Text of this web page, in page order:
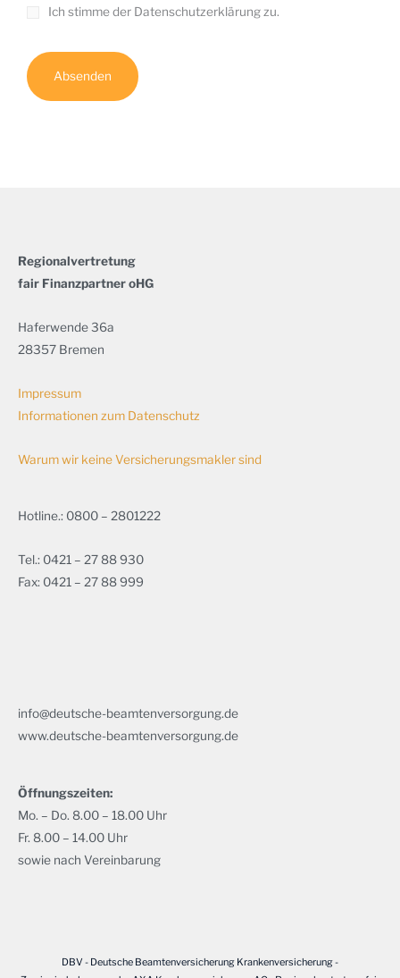
Ich stimme der Datenschutzerklärung zu.
A
P
T
Regionalvertretung
fair Finanzpartner oHG
Haferwende 36a
28357 Bremen
Impressum
Informationen zum Datenschutz
Warum wir keine Versicherungsmakler sind
Hotline.: 0800 – 2801222
Tel.: 0421 – 27 88 930
Fax: 0421 – 27 88 999
info@deutsche-beamtenversorgung.de
www.deutsche-beamtenversorgung.de
Öffnungszeiten:
Mo. – Do. 8.00 – 18.00 Uhr
Fr. 8.00 – 14.00 Uhr
sowie nach Vereinbarung
DBV - Deutsche Beamtenversicherung Krankenversicherung -